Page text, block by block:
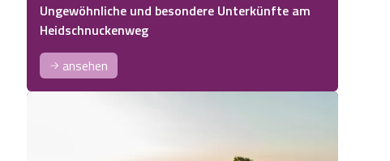
Ungewöhnliche und besondere Unterkünfte am
Heidschnuckenweg
ansehen